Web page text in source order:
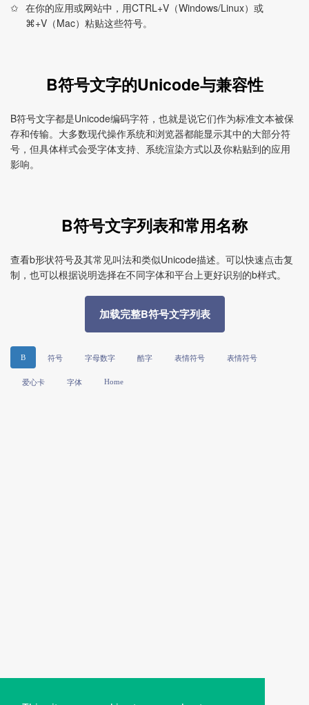
在你的应用或网站中，用CTRL+V（Windows/Linux）或
⌘+V（Mac）粘贴这些符号。
B符号文字的Unicode与兼容性
B符号文字都是Unicode编码字符，也就是说它们作为标准文本被保
存和传输。大多数现代操作系统和浏览器都能显示其中的大部分符
号，但具体样式会受字体支持、系统渲染方式以及你粘贴到的应用
影响。
B符号文字列表和常用名称
查看b形状符号及其常见叫法和类似Unicode描述。可以快速点击复
制，也可以根据说明选择在不同字体和平台上更好识别的b样式。
加载完整B符号文字列表
B 符号 字母数字 酷字 表情符号 表情符号
爱心卡 字体 Home